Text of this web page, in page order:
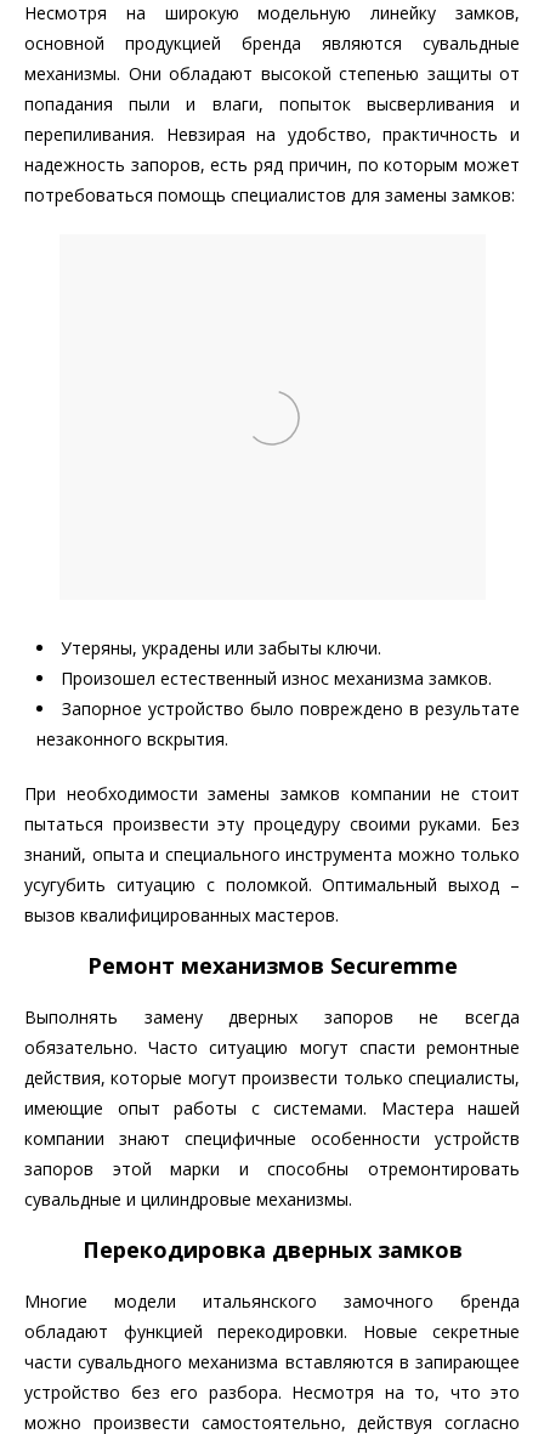
Несмотря на широкую модельную линейку замков,
основной продукцией бренда являются сувальдные
механизмы. Они обладают высокой степенью защиты от
попадания пыли и влаги, попыток высверливания и
перепиливания. Невзирая на удобство, практичность и
надежность запоров, есть ряд причин, по которым может
потребоваться помощь специалистов для замены замков:
Утеряны, украдены или забыты ключи.
Произошел естественный износ механизма замков.
Запорное устройство было повреждено в результате
незаконного вскрытия.
При необходимости замены замков компании не стоит
пытаться произвести эту процедуру своими руками. Без
знаний, опыта и специального инструмента можно только
усугубить ситуацию с поломкой. Оптимальный выход –
вызов квалифицированных мастеров.
Ремонт механизмов Securemme
Выполнять замену дверных запоров не всегда
обязательно. Часто ситуацию могут спасти ремонтные
действия, которые могут произвести только специалисты,
имеющие опыт работы с системами. Мастера нашей
компании знают специфичные особенности устройств
запоров этой марки и способны отремонтировать
сувальдные и цилиндровые механизмы.
Перекодировка дверных замков
Многие модели итальянского замочного бренда
обладают функцией перекодировки. Новые секретные
части сувальдного механизма вставляются в запирающее
устройство без его разбора. Несмотря на то, что это
можно произвести самостоятельно, действуя согласно